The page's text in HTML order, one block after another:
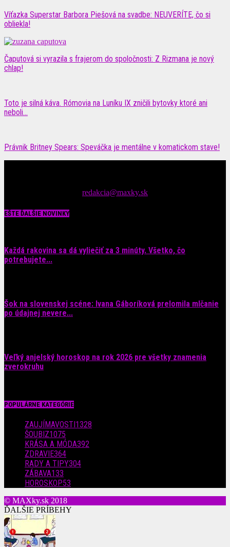
Víťazka Superstar Barbora Piešová na svadbe: NEUVERÍTE, čo si
obliekla!
Čaputová si vyrazila s frajerom do spoločnosti: Z Rizmana je nový
chlap!
Toto je silná káva. Rómovia na Luníku IX zničili bytovky ktoré ani
neboli...
Právnik Britney Spears: Speváčka je mentálne v komatickom stave!
redakcia@maxky.sk
EŠTE ĎALŠIE NOVINKY
Každá rakovina sa dá vyliečiť za 3 minúty. Všetko, čo
potrebujete...
Šok na slovenskej scéne: Ivana Gáboríková prelomila mlčanie
po údajnej nevere...
Veľký anjelský horoskop na rok 2026 pre všetky znamenia
zverokruhu
POPULÁRNE KATEGÓRIE
ZAUJÍMAVOSTI 1328
ŠOUBIZ1075
KRÁSA A MÓDA392
ZDRAVIE364
RADY A TIPY304
ZÁBAVA133
HOROSKOP53
© MAXky.sk 2018
ĎALŠIE PRÍBEHY